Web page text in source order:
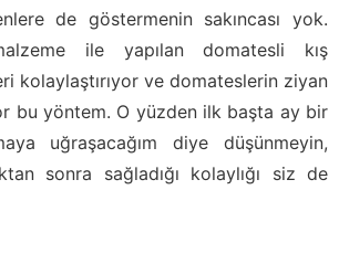
de göstermenin sakıncası yok.
ile yapılan domatesli kış
kolaylaştırıyor ve domateslerin ziyan
bu yöntem. O yüzden ilk başta ay bir
uğraşacağım diye düşünmeyin,
sonra sağladığı kolaylığı siz de